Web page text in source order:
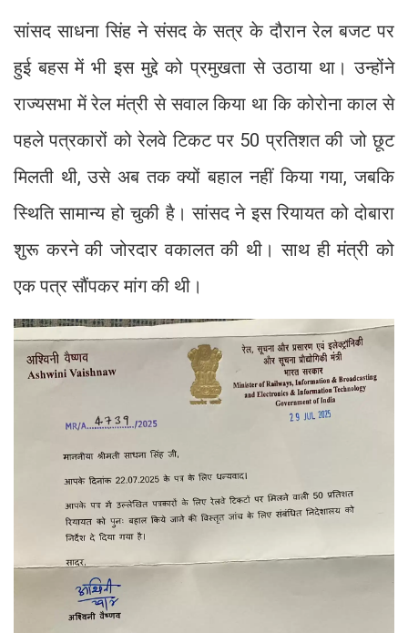
सांसद साधना सिंह ने संसद के सत्र के दौरान रेल बजट पर
हुई बहस में भी इस मुद्दे को प्रमुखता से उठाया था। उन्होंने
राज्यसभा में रेल मंत्री से सवाल किया था कि कोरोना काल से
पहले पत्रकारों को रेलवे टिकट पर 50 प्रतिशत की जो छूट
मिलती थी, उसे अब तक क्यों बहाल नहीं किया गया, जबकि
स्थिति सामान्य हो चुकी है। सांसद ने इस रियायत को दोबारा
शुरू करने की जोरदार वकालत की थी। साथ ही मंत्री को
एक पत्र सौंपकर मांग की थी।